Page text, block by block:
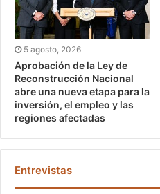
5 agosto, 2026
Aprobación de la Ley de
Reconstrucción Nacional
abre una nueva etapa para la
inversión, el empleo y las
regiones afectadas
Entrevistas